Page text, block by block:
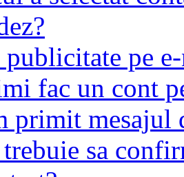
publicitate pe
fac un cont
primit mesajul
trebuie sa